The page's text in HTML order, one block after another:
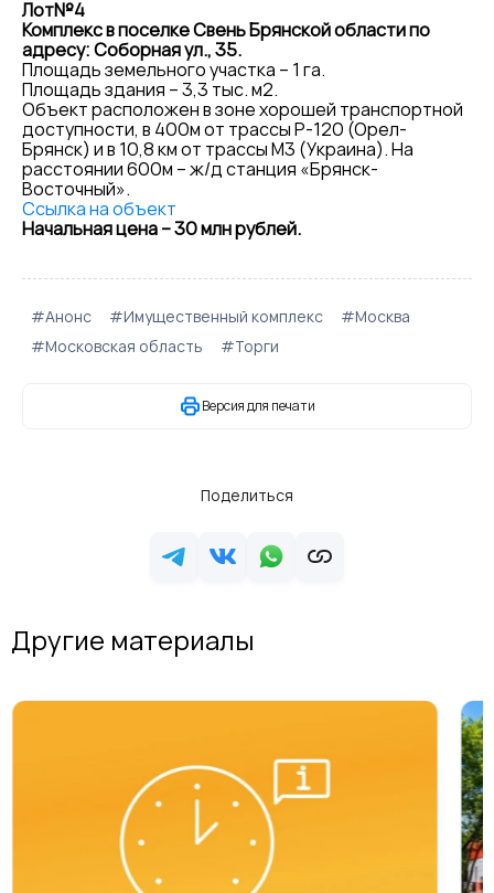
Лот№4
Комплекс в поселке Свень Брянской области по
адресу: Соборная ул., 35.
Площадь земельного участка – 1 га.
Площадь здания – 3,3 тыс. м2.
Объект расположен в зоне хорошей транспортной
доступности, в 400м от трассы Р-120 (Орел-
Брянск) и в 10,8 км от трассы М3 (Украина). На
расстоянии 600м – ж/д станция «Брянск-
Восточный».
Ссылка на объект
Начальная цена – 30 млн рублей.
#Анонс #Имущественный комплекс
#Москва
#Московская область
#Торги
Версия для печати
Поделиться
Другие материалы